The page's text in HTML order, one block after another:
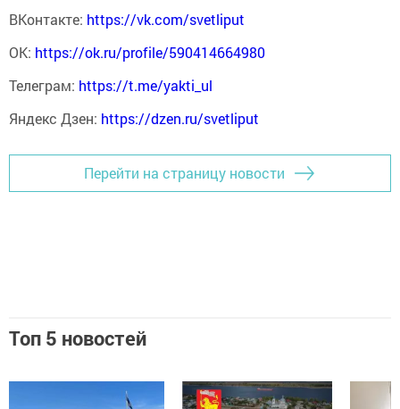
ВКонтакте: https://vk.com/svetliput
ОК: https://ok.ru/profile/590414664980
Телеграм: https://t.me/yakti_ul
Яндекс Дзен: https://dzen.ru/svetliput
Перейти на страницу новости
Топ 5 новостей